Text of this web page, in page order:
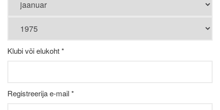
Klubi või elukoht *
Registreerija e-mail *